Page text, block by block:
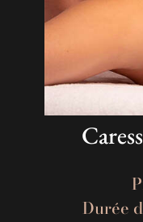
Durée